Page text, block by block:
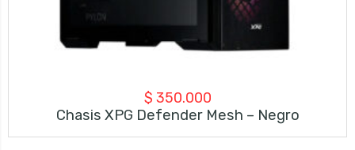
$ 350.000
Chasis XPG Defender Mesh – Negro